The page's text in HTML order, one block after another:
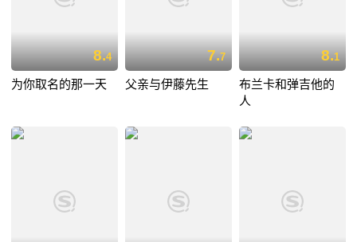
8.4
为你取名的那一天
7.7
父亲与伊藤先生
8.1
布兰卡和弹吉他的
人